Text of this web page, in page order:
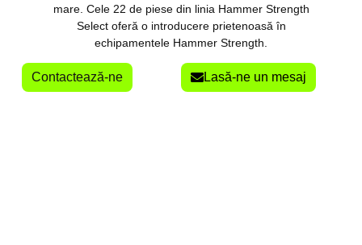
mare. Cele 22 de piese din linia Hammer Strength
Select oferă o introducere prietenoasă în
echipamentele Hammer Strength.
Contactează-ne Lasă-ne un mesaj